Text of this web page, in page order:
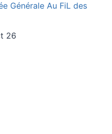
Générale Au FiL des
26